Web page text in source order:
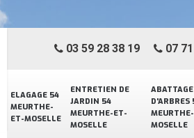
ELAGAGE 54
MEURTHE-
ET-MOSELLE
ENTRETIEN DE
JARDIN 54
MEURTHE-ET-
MOSELLE
ABATTAGE
D'ARBRES
MOSELLE
03 59 28 38 19 07